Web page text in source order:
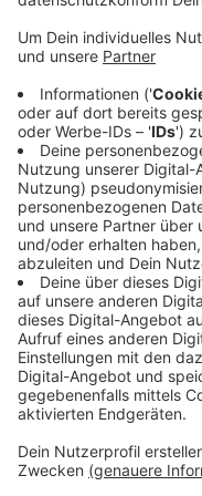
Anzeige
Um die Elternzeit
veranstaltet nun die
Thema :
Donnerstag von
Die Stadt klärt über
des Elterngeldes auf.
Interessierte können
Anzeige